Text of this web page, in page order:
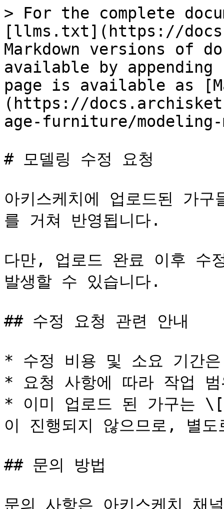
> For the complete
[llms.txt](https://
Markdown versions of
available by
page is available as
(https://
age-furniture/
# 모델링 수정 요청
아키스케치에 업로드된 가
를 거쳐 반영됩니다.
다만, 업로드 완료 이후 수
발생할 수 있습니다.
## 수정 요청 관련 안내
* 수정 비용 및 소요 기간
* 요청 사항에 따라 작업
* 이미 업로드 된 가구는
이 진행되지 않으므로, 별
## 문의 방법
문의 사항은 아키스케치 채